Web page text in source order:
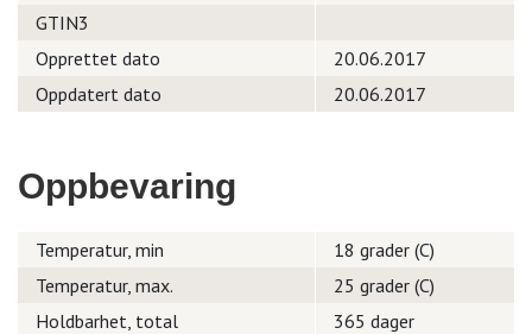
GTIN3
Opprettet dato
20.06.2017
Oppdatert dato
20.06.2017
Oppbevaring
Temperatur, min
18 grader (C)
Temperatur, max.
25 grader (C)
Holdbarhet, total
365 dager